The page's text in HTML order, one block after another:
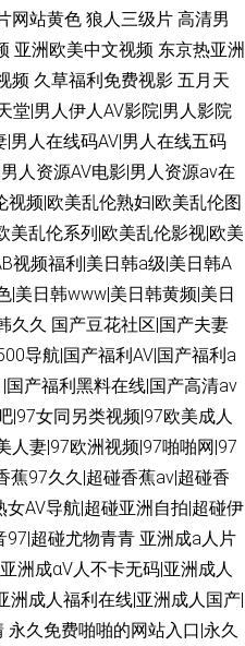
网站黄色 狼人三级片 高清男
亚洲欧美中文视频 东京热亚洲
频 久草福利免费视影 五月天
堂|男人伊人AV影院|男人影院
男人在线码AV|男人在线五码
人资源AV电影|男人资源av在
频|欧美乱伦熟妇|欧美乱伦图
美乱伦系列|欧美乱伦影视|欧美
视频福利|美日韩a级|美日韩A
|美日韩www|美日韩黄频|美日
久久 国产豆花社区|国产夫妻
导航|国产福利AV|国产福利a
产福利黑料在线|国产高清av
|97女同另类视频|97欧美成人
人妻|97欧洲视频|97啪啪网|97
蕉97久久|超碰香蕉av|超碰香
AV导航|超碰亚洲自拍|超碰伊
97|超碰尤物青青 亚洲成a人片
洲成αV人不卡无码|亚洲成人
洲成人福利在线|亚洲成人国产|
永久免费啪啪的网站入口|永久